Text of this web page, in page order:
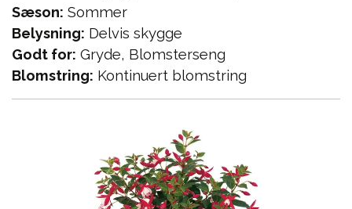
Sæson: Sommer
Belysning: Delvis skygge
Godt for: Gryde, Blomsterseng
Blomstring: Kontinuert blomstring